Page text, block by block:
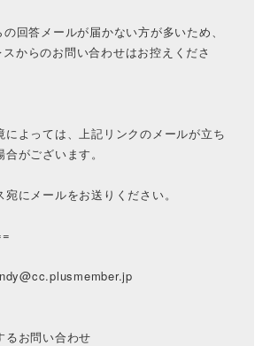
回答メールが届かない方が多いため、
からのお問い合わせはお控えくださ
によっては、上記リンクのメールが立ち
がございます。
にメールをお送りください。
るお問い合わせ